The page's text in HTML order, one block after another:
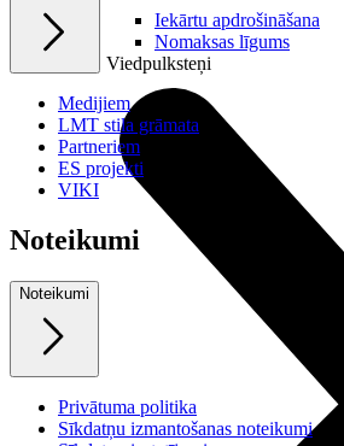
Iekārtu apdrošināšana
Nomaksas līgums
Viedpulksteņi
Medijiem
LMT stila grāmata
Partneriem
ES projekti
VIKI
Noteikumi
Noteikumi
Privātuma politika
Sīkdatņu izmantošanas noteikumi